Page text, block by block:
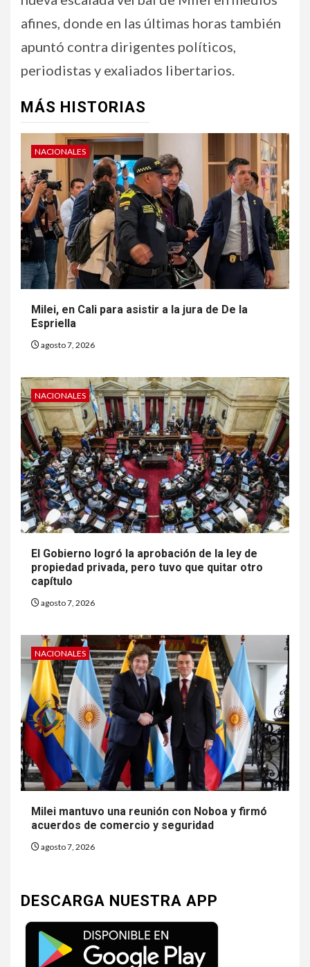
afines, donde en las últimas horas también
apuntó contra dirigentes políticos,
periodistas y exaliados libertarios.
MÁS HISTORIAS
NACIONALES
Milei, en Cali para asistir a la jura de De la
Espriella
agosto 7, 2026
NACIONALES
El Gobierno logró la aprobación de la ley de
propiedad privada, pero tuvo que quitar otro
capítulo
agosto 7, 2026
NACIONALES
Milei mantuvo una reunión con Noboa y firmó
acuerdos de comercio y seguridad
agosto 7, 2026
DESCARGA NUESTRA APP